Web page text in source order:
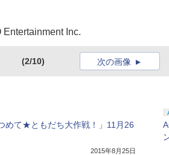
Inc.
(2/10) 次の画像
めて★ともだち大作戦！」11月26
2015年8月25日